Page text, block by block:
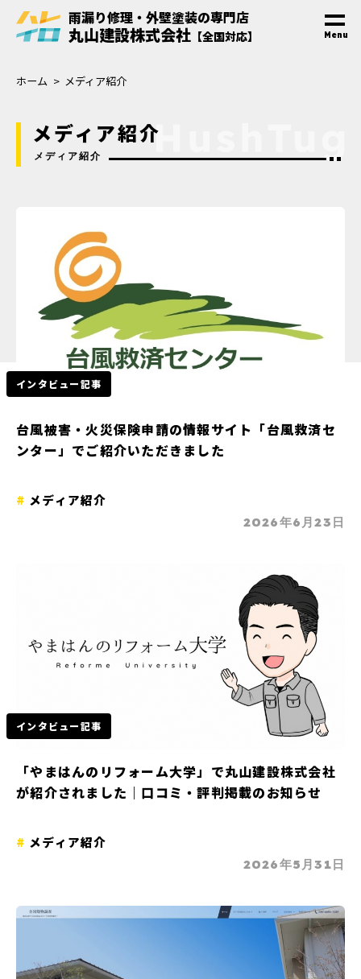
雨漏り修理・外壁塗装の専門店
丸山建設株式会社 【全国対応】 Menu
ホーム メディア紹介
メディア紹介
メディア紹介
インタビュー記事
台風被害・火災保険申請の情報サイト「台風救済セ
ンター」でご紹介いただきました
メディア紹介
2026年6月23日
インタビュー記事
「やまはんのリフォーム大学」で丸山建設株式会社
が紹介されました｜口コミ・評判掲載のお知らせ
メディア紹介
2026年5月31日